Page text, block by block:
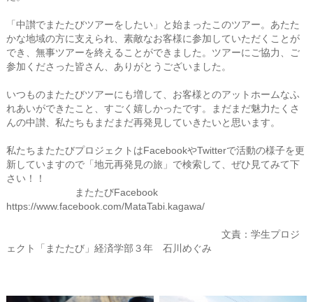
「中讃でまたたびツアーをしたい」と始まったこのツアー。あたた
かな地域の方に支えられ、素敵なお客様に参加していただくことが
でき、無事ツアーを終えることができました。ツアーにご協力、ご
参加くださった皆さん、ありがとうございました。
いつものまたたびツアーにも増して、お客様とのアットホームなふ
れあいができたこと、すごく嬉しかったです。まだまだ魅力たくさ
んの中讃、私たちもまだまだ再発見していきたいと思います。
私たちまたたびプロジェクトはFacebookやTwitterで活動の様子を更
新していますので「地元再発見の旅」で検索して、ぜひ見てみて下
さい！！
またたびFacebook
https://www.facebook.com/MataTabi.kagawa/
文責：学生プロジ
ェクト「またたび」経済学部３年 石川めぐみ